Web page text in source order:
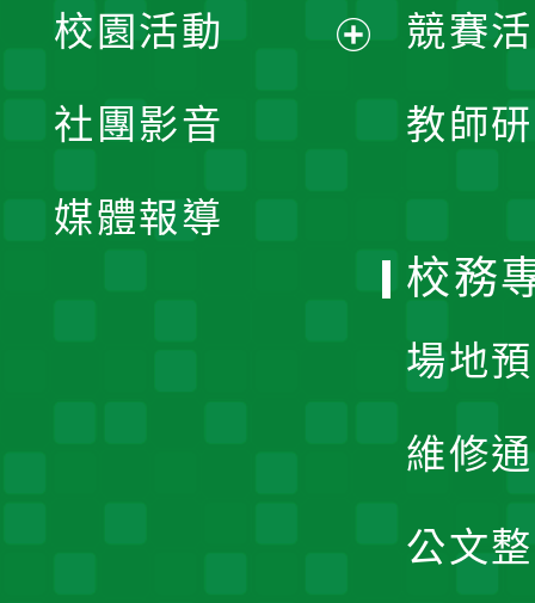
競賽
教師
開
校園活動
社團影音
媒體報導
校務
場地
維修
公文